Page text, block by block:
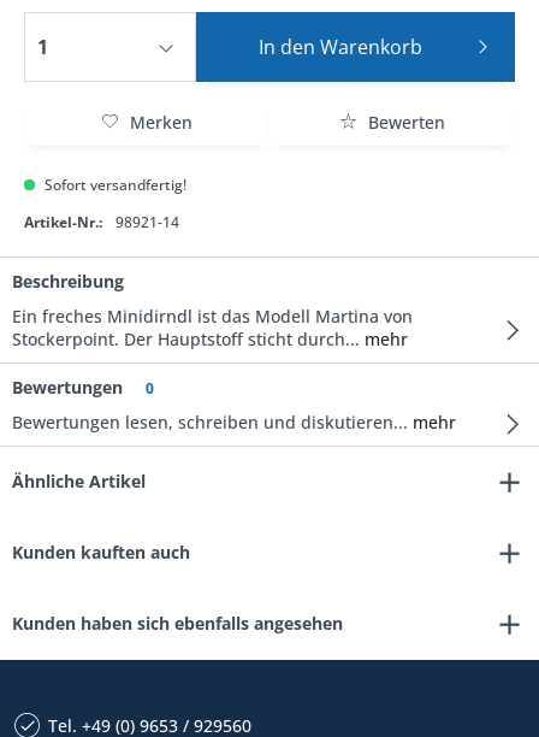
In den Warenkorb
Merken Bewerten
Sofort versandfertig!
Artikel-Nr.:
98921-14
Beschreibung
Ein freches Minidirndl ist das Modell Martina von
Stockerpoint. Der Hauptstoff sticht durch... mehr
Bewertungen 0
Bewertungen lesen, schreiben und diskutieren... mehr
Ähnliche Artikel
Kunden kauften auch
Kunden haben sich ebenfalls angesehen
Tel. +49 (0) 9653 / 929560